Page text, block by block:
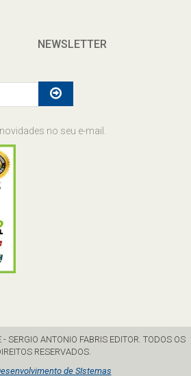
NEWSLETTER
no seu e-mail.
SERGIO ANTONIO FABRIS EDITOR. TODOS OS
RESERVADOS.
de SIstemas